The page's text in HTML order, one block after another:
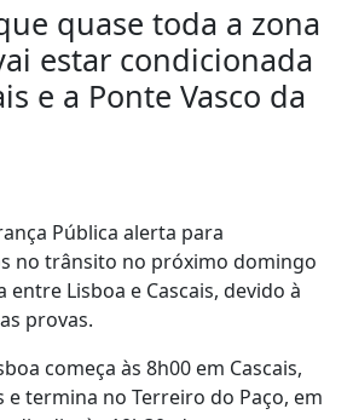
quase toda a zona
estar condicionada
e a Ponte Vasco da
Pública alerta para
no trânsito no próximo domingo
Lisboa e Cascais, devido à
provas.
começa às 8h00 em Cascais,
e termina no Terreiro do Paço, em